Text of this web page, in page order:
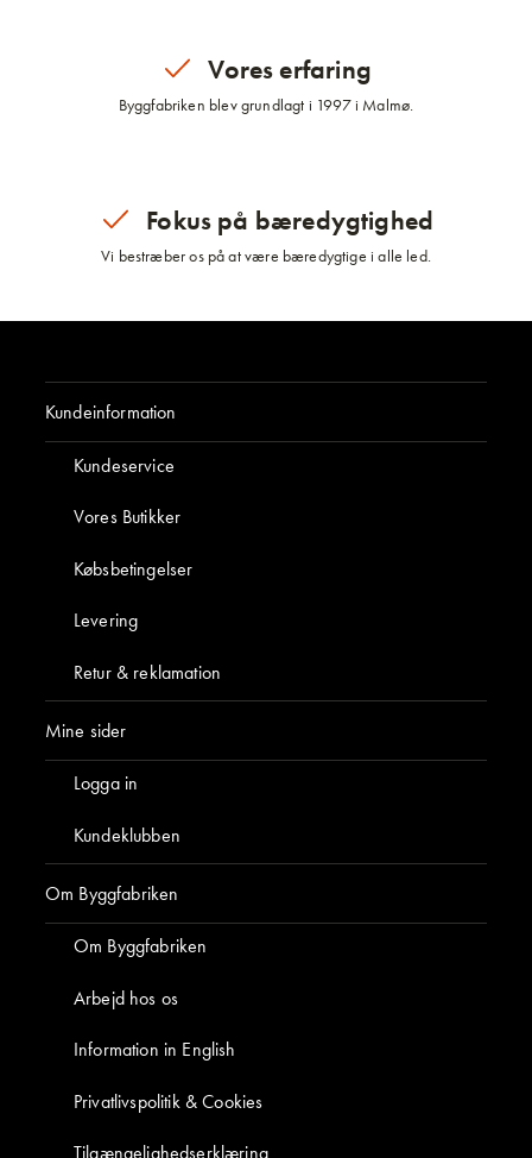
Vores erfaring
Byggfabriken blev grundlagt i 1997 i Malmø.
Fokus på bæredygtighed
Vi bestræber os på at være bæredygtige i alle led.
Kundeinformation
Kundeservice
Vores Butikker
Købsbetingelser
Levering
Retur & reklamation
Mine sider
Logga in
Kundeklubben
Om Byggfabriken
Om Byggfabriken
Arbejd hos os
Information in English
Privatlivspolitik & Cookies